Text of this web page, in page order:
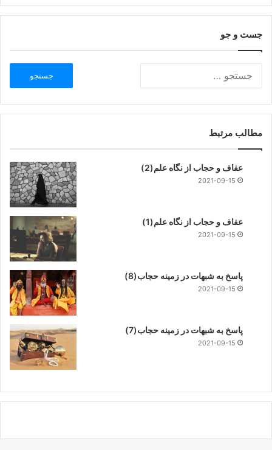
جست و جو
مطالب مرتبط
عفاف و حجاب از نگاه علم(2)
2021-09-15
عفاف و حجاب از نگاه علم(1)
2021-09-15
پاسخ به شبهات در زمینه حجاب(8)
2021-09-15
پاسخ به شبهات در زمینه حجاب(7)
2021-09-15